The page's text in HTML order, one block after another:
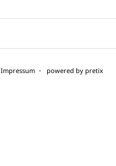
Impressum powered by pretix